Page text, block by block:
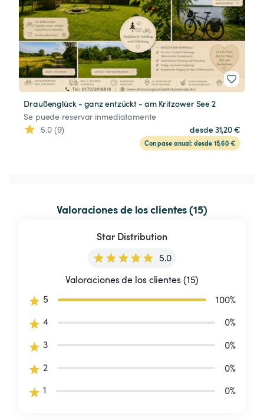
Draußenglück - ganz entzückt - am Kritzower See 2
Se puede reservar inmediatamente
5.0 (9)
desde 31,20 €
Con pase anual: desde 15,60 €
Valoraciones de los clientes (15)
Star Distribution
5.0
Valoraciones de los clientes (15)
5
100%
4
0%
3
0%
2
0%
1
0%